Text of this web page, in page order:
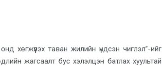
хөгжүүлэх таван жилийн үндсэн чиглэл”-ийг
жагсаалт бус хэлэлцэн батлах хуультай